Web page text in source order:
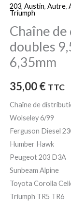
203, Austin, Autre,
Triumph
Chaîne
doubles
6,35mm
35,00€ TTC
Chaîne de
Wolseley 6/99
Ferguson Diesel
Humber Hawk
Peugeot 203 D3A
Sunbeam Alpine
Toyota Corolla
Triumph TR5 TR6